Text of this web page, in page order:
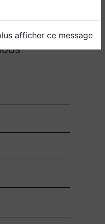
afficher ce message